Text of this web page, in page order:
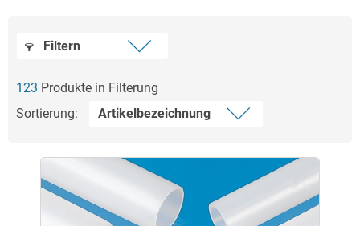
Filtern
123 Produkte in Filterung
Sortierung: